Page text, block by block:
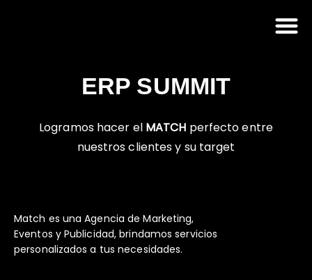
ERP SUMMIT
Logramos hacer el MATCH perfecto entre
nuestros clientes y su target
Match es una Agencia de Marketing,
Eventos y Publicidad, brindamos servicios
personalizados a tus necesidades.